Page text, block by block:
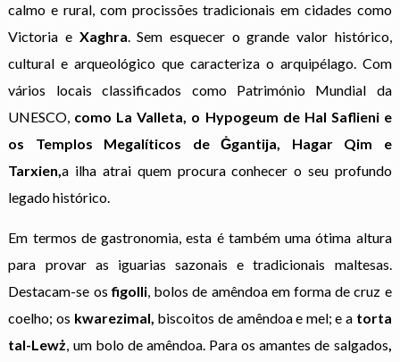
calmo e rural, com procissões tradicionais em cidades como
Victoria e Xaghra. Sem esquecer o grande valor histórico,
cultural e arqueológico que caracteriza o arquipélago. Com
vários locais classificados como Património Mundial da
UNESCO, como La Valleta, o Hypogeum de Hal Saflieni e
os Templos Megalíticos de Ġgantija, Hagar Qim e
Tarxien,a ilha atrai quem procura conhecer o seu profundo
legado histórico.
Em termos de gastronomia, esta é também uma ótima altura
para provar as iguarias sazonais e tradicionais maltesas.
Destacam-se osfigolli, bolos de amêndoa em forma de cruz e
coelho; os kwarezimal, biscoitos de amêndoa e mel; e a torta
tal-Lewż, um bolo de amêndoa. Para os amantes de salgados,